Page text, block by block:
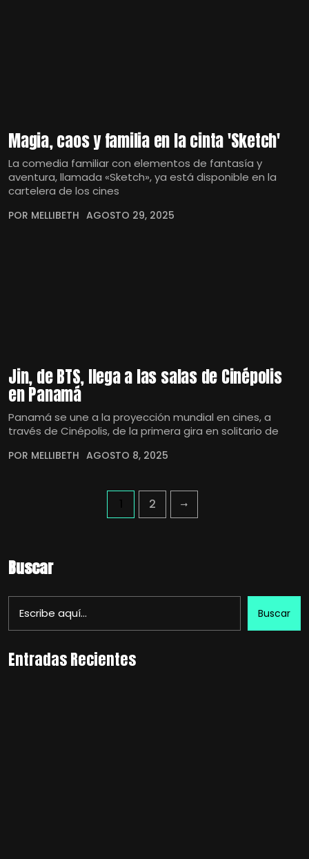
Magia, caos y familia en la cinta 'Sketch'
La comedia familiar con elementos de fantasía y
aventura, llamada «Sketch», ya está disponible en la
cartelera de los cines
POR MELLIBETH AGOSTO 29, 2025
Jin, de BTS, llega a las salas de Cinépolis
en Panamá
Panamá se une a la proyección mundial en cines, a
través de Cinépolis, de la primera gira en solitario de
POR MELLIBETH AGOSTO 8, 2025
2
Buscar
Buscar
Entradas Recientes